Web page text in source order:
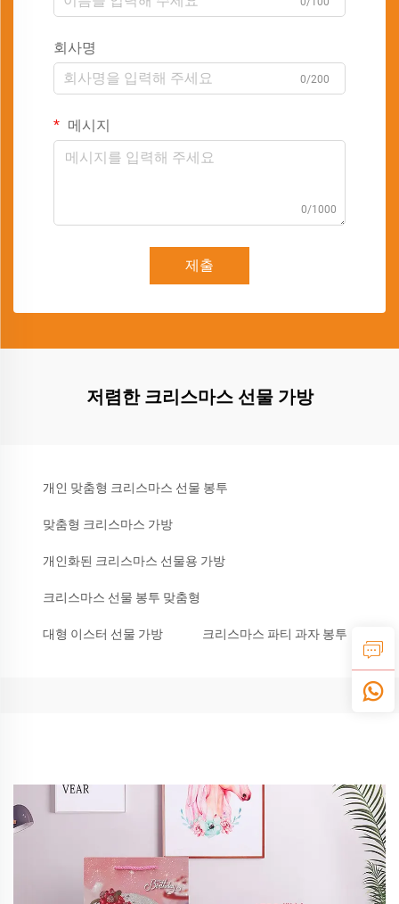
회사명
0/200
메시지
0/1000
제출
저렴한 크리스마스 선물 가방
개인 맞춤형 크리스마스 선물 봉투
맞춤형 크리스마스 가방
개인화된 크리스마스 선물용 가방
크리스마스 선물 봉투 맞춤형
대형 이스터 선물 가방 크리스마스 파티 과자 봉투